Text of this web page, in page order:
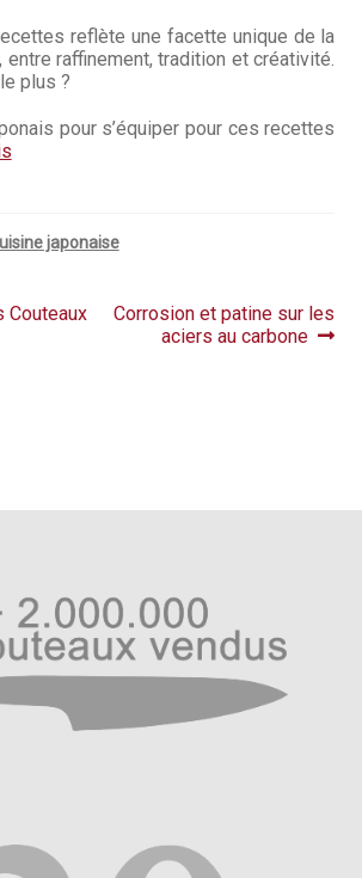
reflète une facette unique de la
entre raffinement, tradition et créativité.
plus ?
pour s’équiper pour ces recettes
japonaise
Couteaux
Article
suivant :
Corrosion et patine sur les
aciers au carbone